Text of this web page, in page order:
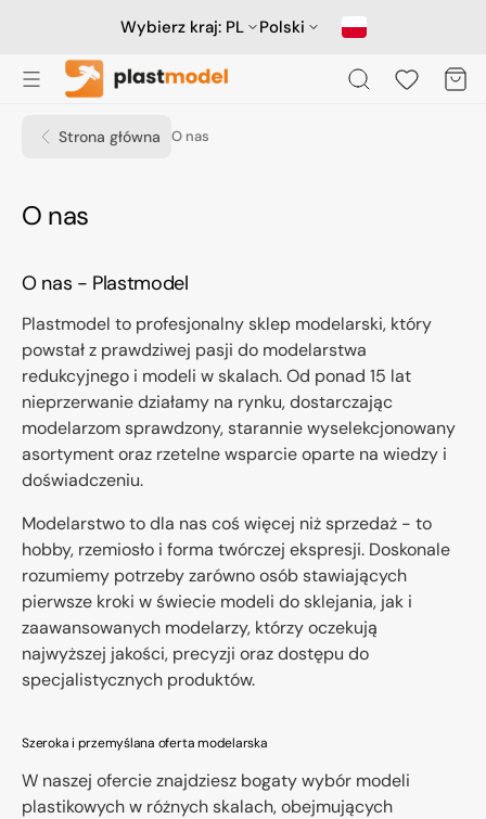
Wybierz kraj: PL Polski
Koszyk
Strona główna O nas
O nas
O nas - Plastmodel
Plastmodel to profesjonalny sklep modelarski, który
powstał z prawdziwej pasji do modelarstwa
redukcyjnego i modeli w skalach. Od ponad 15 lat
nieprzerwanie działamy na rynku, dostarczając
modelarzom sprawdzony, starannie wyselekcjonowany
asortyment oraz rzetelne wsparcie oparte na wiedzy i
doświadczeniu.
Modelarstwo to dla nas coś więcej niż sprzedaż - to
hobby, rzemiosło i forma twórczej ekspresji. Doskonale
rozumiemy potrzeby zarówno osób stawiających
pierwsze kroki w świecie modeli do sklejania, jak i
zaawansowanych modelarzy, którzy oczekują
najwyższej jakości, precyzji oraz dostępu do
specjalistycznych produktów.
Szeroka i przemyślana oferta modelarska
W naszej ofercie znajdziesz bogaty wybór modeli
plastikowych w różnych skalach, obejmujących